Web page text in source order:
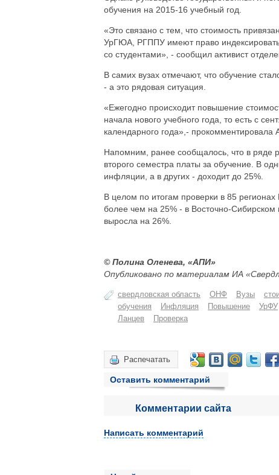
обучения на 2015-16 учебный год.
«Это связано с тем, что стоимость
УрГЮА, РГППУ имеют право
со студентами», - сообщил активист
В самих вузах отмечают, что обучение
- а это рядовая ситуация.
«Ежегодно происходит повышение
начала нового учебного года, то есть с
календарного года»,-
Напомним, ранее сообщалось, что в ряде
второго семестра платы за обучение. В
инфляции, а в других - доходит до 25%.
В целом по итогам проверки в 85
более чем на 25% - в Восточно-Сибирском
выросла на 26%.
© Полина Оленева, «АПИ»
Опубликовано по материалам ИА
свердловская область ОНФ Вузы
обучения
Инфляция Повышение УрФУ
Ланцев
Проверка
Распечатать
Оставить комментарий
Комментарии сайта
Написать комментарий